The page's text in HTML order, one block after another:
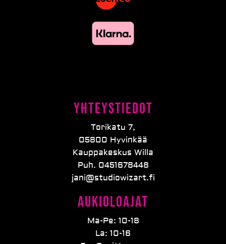
Yhteystiedot
Torikatu 7,
05800 Hyvinkää
Kauppakeskus Willa
Puh. 0451678448
jani@studiowizart.fi
Aukioloajat
Ma-Pe: 10-18
La: 10-16